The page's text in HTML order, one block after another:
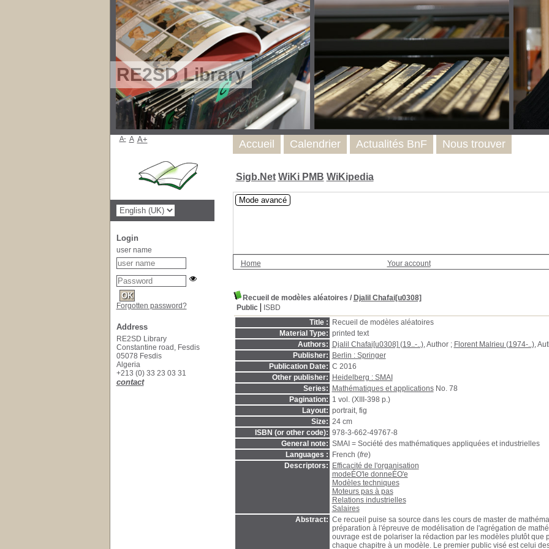
RE2SD Library
Sigb.Net WiKi PMB WiKipedia
Mode avancé
Home Your account
Recueil de modèles aléatoires / Djalil Chafai[u0308]
Public
ISBD
Title :
Recueil de modèles aléatoires
Material Type: printed text
Authors:
Djalil Chafai[u0308] (19..-..), Author ; Florent Malrieu (1974-..),
Publisher:
Berlin : Springer
Publication Date: C 2016
Other publisher:
Heidelberg : SMAI
Series:
Mathématiques et applicationsNo. 78
Pagination: 1 vol. (XIII-398 p.)
Layout: portrait, fig
Size: 24 cm
ISBN (or other code): 978-3-662-49767-8
General note: SMAI = Société des mathématiques appliquées et industrielles
Languages :
French (fre)
Descriptors:
Efficacité de l'organisation
modeÉO'le donneÉO'e
Modèles techniques
Moteurs pas à pas
Relations industrielles
Salaires
Abstract: Ce recueil puise sa source dans les cours de master de
préparation à l'épreuve de modélisation de l'agrégation de
ouvrage est de polariser la rédaction par les modèles plutôt que
chaque chapitre à un modèle. Le premier public visé est celui
Accueil Calendrier Actualités BnF Nous trouver
A- A A+
Login
user name
Forgotten password?
Address
RE2SD Library
Constantine road, Fesdis
05078 Fesdis
Algeria
+213 (0) 33 23 03 31
contact